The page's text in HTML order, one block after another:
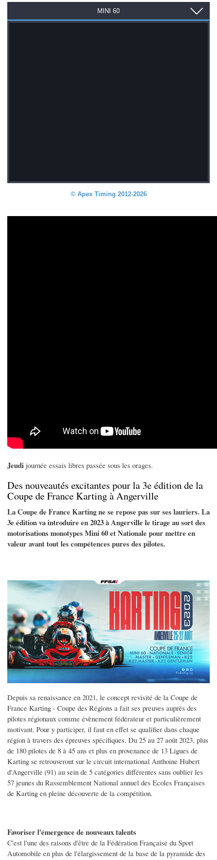
Jeudi journée essais libres passée sous les orages.
Des nouveautés excitantes pour la 3e édition de la
Coupe de France Karting à Angerville
La Coupe de France Karting ne se repose pas sur ses lauriers. La
3e édition va introduire en 2023 à Angerville le tirage au sort des
motorisations monotypes Mini 60 et Nationale pour mettre en
valeur avant tout les compétences pures des pilotes.
Depuis sa renaissance en 2021, le concept revisité de la Coupe de
France Karting - Coupe des Régions a fait ses preuves auprès des
pilotes régionaux comme évènement fédérateur et particulièrement
motivant. Pour y participer, il faut en effet se qualifier dans chaque
région à travers des épreuves spécifiques. Du 25 au 27 août 2023, plus
de 180 pilotes de 8 à 45 ans et plus en provenance de 13 Ligues de
Karting se retrouveront sur le circuit international Anthoine Hubert
d'Angerville (91) au sein de 5 catégories différentes sans oublier les
57 jeunes du Rassemblement National annuel des Ecoles Françaises
de Karting en pleine découverte de la compétition.
Favoriser l'émergence de nouveaux talents
C'est l'une des raisons d'être de la Fédération Française du Sport
Automobile en plus de l'élargissement de la base de la pyramide des